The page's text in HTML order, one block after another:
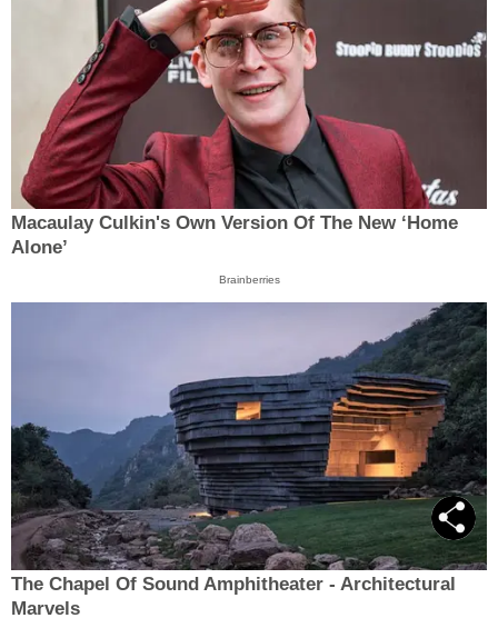
Macaulay Culkin's Own Version Of The New ‘Home
Alone’
Brainberries
The Chapel Of Sound Amphitheater - Architectural
Marvels